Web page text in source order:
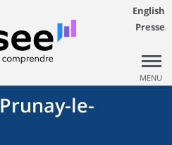
English
Presse
MENU
Prunay-le-